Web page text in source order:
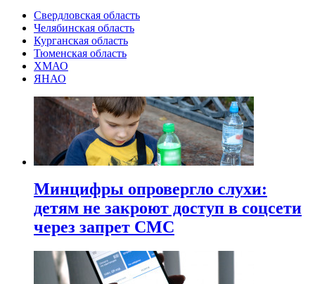
Свердловская область
Челябинская область
Курганская область
Тюменская область
ХМАО
ЯНАО
Минцифры опровергло слухи:
детям не закроют доступ в соцсети
через запрет СМС